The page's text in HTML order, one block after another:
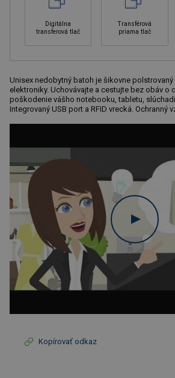
Digitálna
transferová tlač
Transférová
priama tlač
Unisex nedobytný batoh je šikovne polstrovaný
elektroniky. Uchovávajte a cestujte bez obáv o
poškodenie vášho notebooku, tabletu,
Integrovaný USB port a RFID vrecká. Ochranný
Kopírovať odkaz